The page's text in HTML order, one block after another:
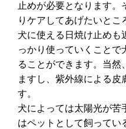
止めが必要となります
りケアしてあげたいとこ
犬に使える日焼け止めも
っかり使っていくことで
ることができます。当然
ますし、紫外線による皮
す。
犬によっては太陽光が苦
はペットとして飼ってい